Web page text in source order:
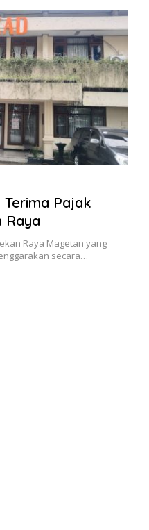
Terima Pajak
Raya
Raya Magetan yang
secara…